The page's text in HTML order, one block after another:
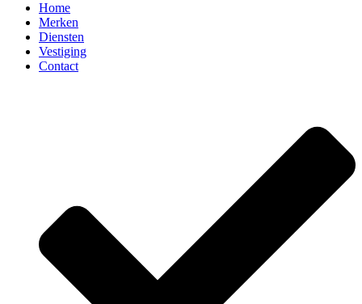
Home
Merken
Diensten
Vestiging
Contact